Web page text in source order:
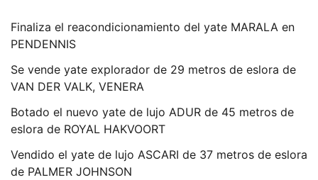
Finaliza el reacondicionamiento del yate MARALA en
PENDENNIS
Se vende yate explorador de 29 metros de eslora de
VAN DER VALK, VENERA
Botado el nuevo yate de lujo ADUR de 45 metros de
eslora de ROYAL HAKVOORT
Vendido el yate de lujo ASCARI de 37 metros de eslora
de PALMER JOHNSON